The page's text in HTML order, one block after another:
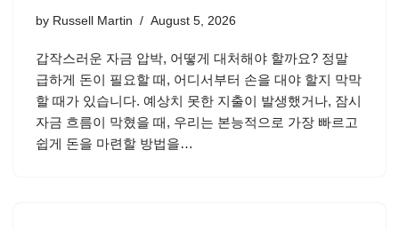
by Russell Martin August 5, 2026
갑작스러운 자금 압박, 어떻게 대처해야 할까요? 정말
급하게 돈이 필요할 때, 어디서부터 손을 대야 할지 막막
할 때가 있습니다. 예상치 못한 지출이 발생했거나, 잠시
자금 흐름이 막혔을 때, 우리는 본능적으로 가장 빠르고
쉽게 돈을 마련할 방법을…